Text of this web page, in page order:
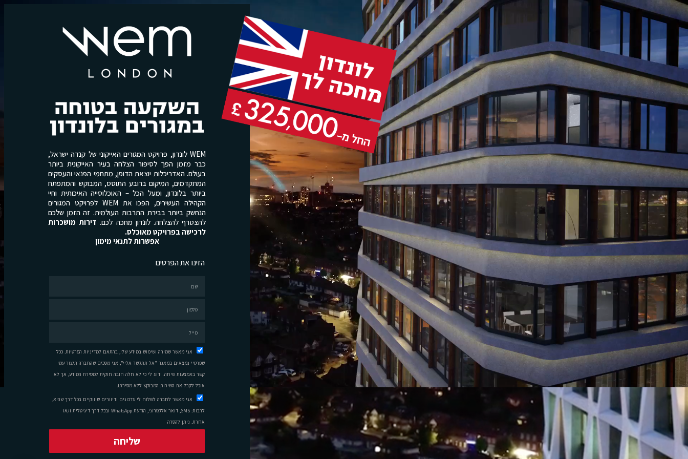
WEM לונדון, פרויקט המגורים האייקוני של קנדה ישראל,
כבר מזמן הפך לסיפור הצלחה בעיר האייקונית ביותר
בעולם. האדריכלות יוצאת הדופן, מתחמי הפנאי והעסקים
המתקדמים, המיקום ברובע התוסס, המבוקש והמתפתח
ביותר בלונדון, ומעל הכל – האוכלוסייה האיכותית וחיי
הקהילה העשירים, הפכו את WEM לפרויקט המגורים
הנחשק ביותר בבירת התרבות העולמית. זה הזמן שלכם
להצטרף להצלחה. לונדון מחכה לכם. דירות מושכרות
לרכישה בפרויקט מאוכלס.
אפשרות לתנאי מימון
הזינו את הפרטים
אני מאשר שמירה ושימוש במידע שלי, בהתאם למדיניות הפרטיות. ככל
שפרטיי נמצאים במאגר "אל תתקשר אליי", אני מסכים שהחברה תיצור עמי
קשר באמצעות שיחה. ידוע לי כי לא חלה חובה חוקית למסירת המידע, אך לא
אוכל לקבל את השירות המבוקש ללא מסירתו.
אני מאשר לחברה לשלוח לי עדכונים ודיוורים שיווקיים בכל דרך שהיא,
לרבות: SMS, דואר אלקטרוני, הודעת WhatsApp ובכל דרך דיגיטלית ו/או
אחרת. ניתן להסרה
שליחה